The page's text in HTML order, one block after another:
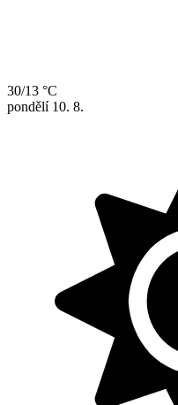
30/13 °C
pondělí 10. 8.